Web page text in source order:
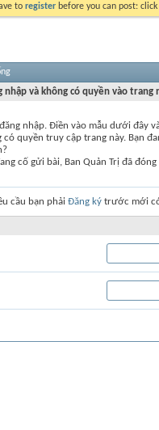
to register before you can post:
nhập và không có quyền vào
nhập. Điền vào mẫu dưới đây
có quyền truy cập trang này. Bạn
cố gửi bài, Ban Quản Trị đã
cầu bạn phải Đăng ký trước mới